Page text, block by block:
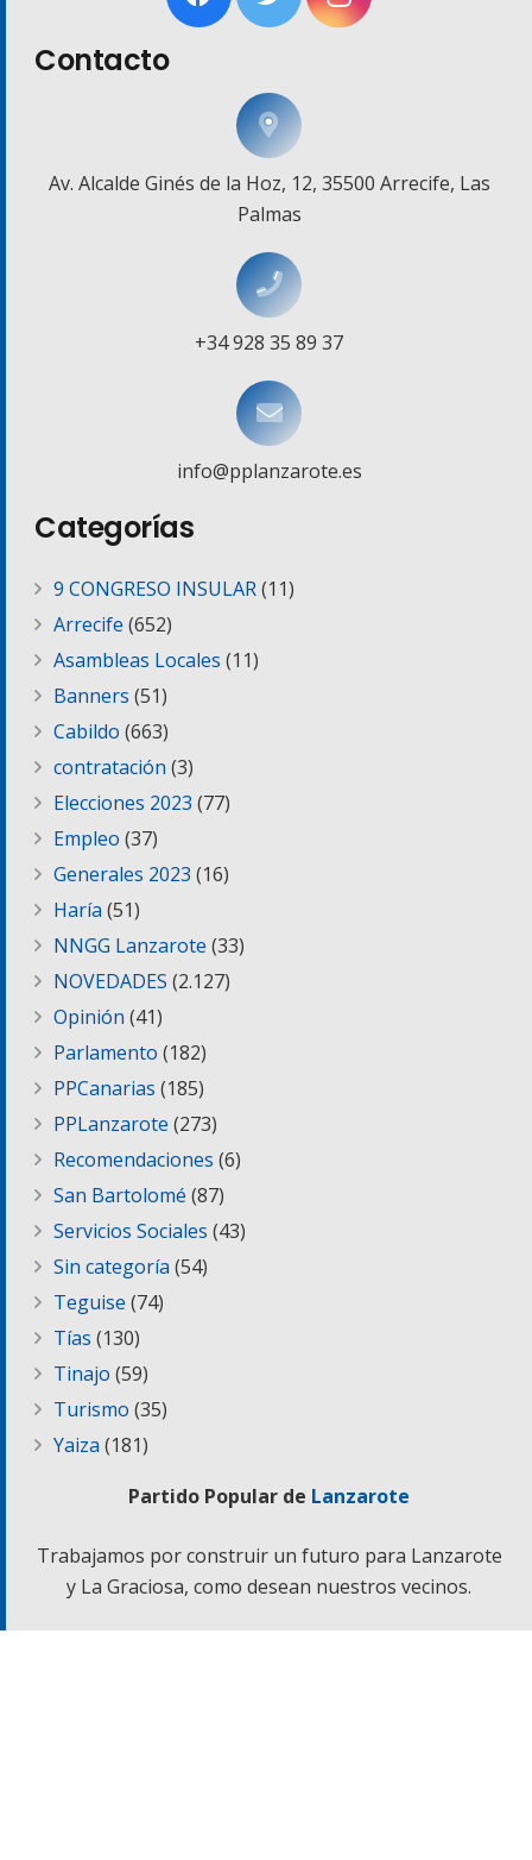
Contacto
Av. Alcalde Ginés de la Hoz, 12, 35500 Arrecife, Las
Palmas
+34 928 35 89 37
info@pplanzarote.es
Categorías
9 CONGRESO INSULAR(11)
Arrecife (652)
Asambleas Locales (11)
Banners (51)
Cabildo (663)
contratación (3)
Elecciones 2023 (77)
Empleo (37)
Generales 2023 (16)
Haría (51)
NNGG Lanzarote (33)
NOVEDADES (2.127)
Opinión (41)
Parlamento (182)
PPCanarias (185)
PPLanzarote (273)
Recomendaciones (6)
San Bartolomé (87)
Servicios Sociales (43)
Sin categoría (54)
Teguise (74)
Tías (130)
Tinajo (59)
Turismo (35)
Yaiza (181)
Partido Popular de Lanzarote
Trabajamos por construir un futuro para Lanzarote
y La Graciosa, como desean nuestros vecinos.